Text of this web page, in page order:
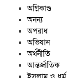
অগ্নিকাণ্ড
অনন্য
অপরাধ
অভিযান
অর্থনীতি
আন্তর্জাতিক